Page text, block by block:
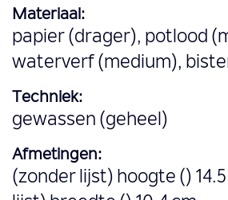
Materiaal:
papier (drager), potlood
waterverf (medium),
Techniek:
gewassen (geheel)
Afmetingen:
(zonder lijst) hoogte ()